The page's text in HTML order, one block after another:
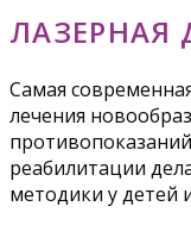
ЛАЗЕРНАЯ
Самая
лечения
реабилитации
методики у детей